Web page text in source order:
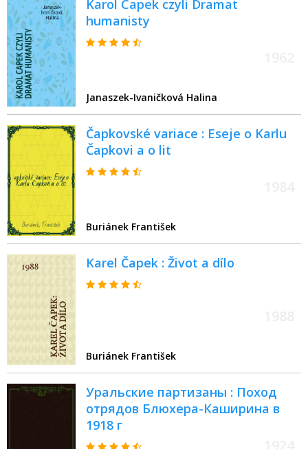
Karol Capek czyli Dramat
humanisty
Janaszek-Ivaničková Halina
Čapkovské variace : Eseje o Karlu
Čapkovi a o lit
Buriánek František
Karel Čapek : Život a dílo
Buriánek František
Уральские партизаны : Поход
отрядов Блюхера-Каширина в
1918 г